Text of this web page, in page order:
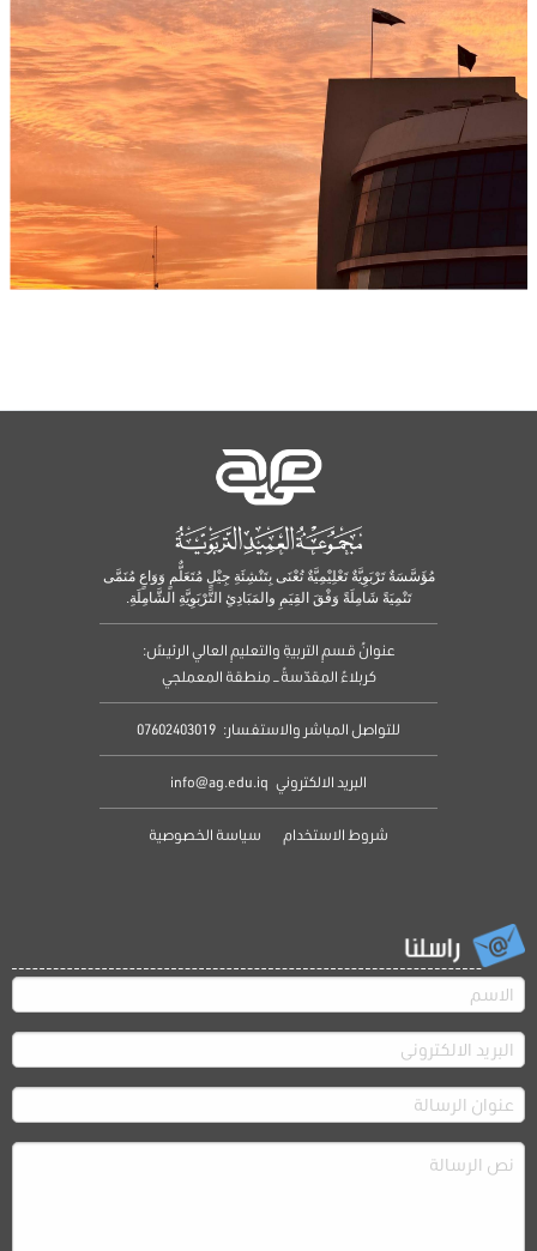
مُؤَسَّسَةٌ تَرْبَوِيَّةٌ تَعْلِيْمِيَّةٌ تُعْنَى بِتَنْشِئَةِ جِيْلٍ مُتَعَلٌّمٍ وَوَاعٍ مُنَمَّى
تَنْمِيَةً شَامِلَةً وَفْقَ القِيَمِ والمَبَادِئِ التَّرْبَوِيَّةِ الشَّامِلَةِ.
عنوانُ قسمِ التربيةِ والتعليمِ العالي الرئيسُ:
كربلاءُ المقدّسةُ – منطقة المعملجي
للتواصل المباشر والاستفسار: 07602403019
البريد الالكتروني info@ag.edu.iq
شروط الاستخدام سياسة الخصوصية